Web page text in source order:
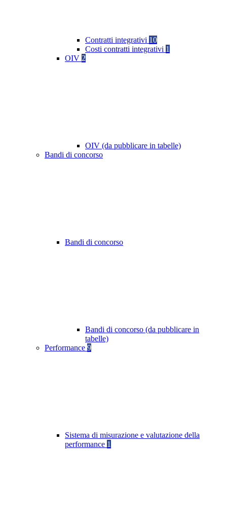
Contratti integrativi 10
Costi contratti integrativi 1
OIV 2
OIV (da pubblicare in tabelle)
Bandi di concorso
Bandi di concorso
Bandi di concorso (da pubblicare in
tabelle)
Performance 9
Sistema di misurazione e valutazione della
performance 1